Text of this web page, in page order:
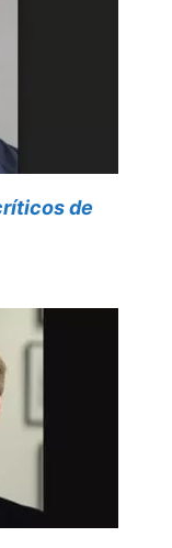
de